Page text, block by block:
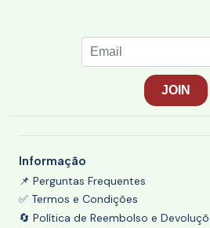
Informação
📌 Perguntas Frequentes
✅ Termos e Condições
🔄 Política de Reembolso e